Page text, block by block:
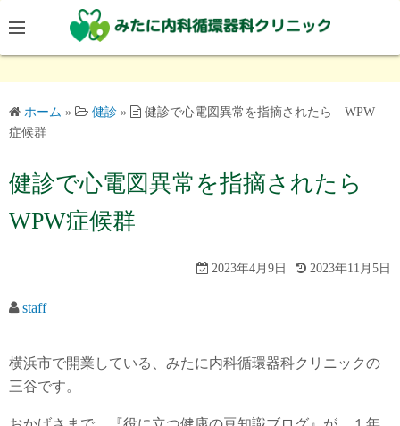
ン
テ
ン
へ
キ
ッ
プ
ホーム » 健診 »
健診で心電図異常を指摘されたら WPW
症候群
健診で心電図異常を指摘されたら
WPW症候群
2023年4月9日 2023年11月5日
staff
横浜市で開業している、みたに内科循環器科クリニックの
三谷です。